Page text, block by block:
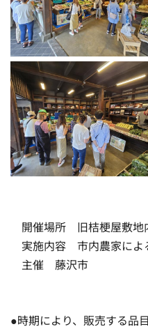
開催場所 旧桔梗屋敷地
実施内容 市内農家によ
主催 藤沢市
●時期により、販売する品